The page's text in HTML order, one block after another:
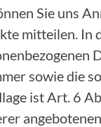
Sie uns
mitteilen.
sowie die
ist Art. 6